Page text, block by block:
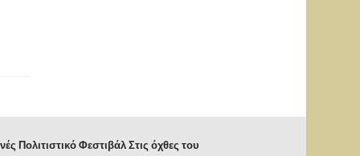
Πολιτιστικό Φεστιβάλ Στις όχθες του